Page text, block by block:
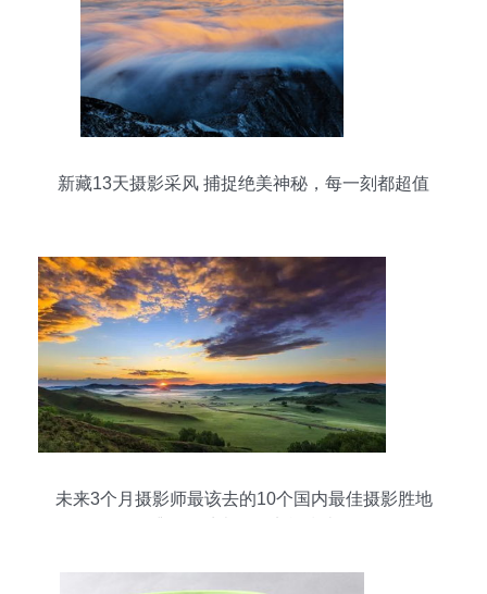
新藏13天摄影采风 捕捉绝美神秘，每一刻都超值
未来3个月摄影师最该去的10个国内最佳摄影胜地